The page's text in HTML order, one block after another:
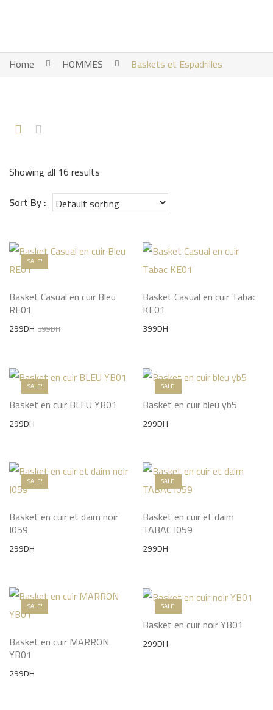
Home HOMMES Baskets et Espadrilles
Showing all 16 results
Sort By :
SALE!
Basket Casual en cuir Bleu
RE01
399DHOriginal
399DH.
299DH
Current
299DH.
Basket Casual en cuir Tabac
KE01
399DH
SALE!
Basket en cuir BLEU YB01
299DH
SALE!
Basket en cuir bleu yb5
299DH
SALE!
Basket en cuir et daim noir
I059
299DH
SALE!
Basket en cuir et daim
TABAC I059
299DH
SALE!
Basket en cuir MARRON
YB01
299DH
SALE!
Basket en cuir noir YB01
299DH